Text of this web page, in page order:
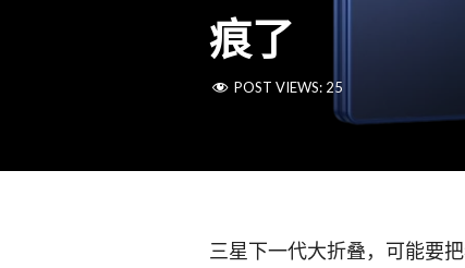
痕了
POST VIEWS: 25
三星下一代大折叠，可能要